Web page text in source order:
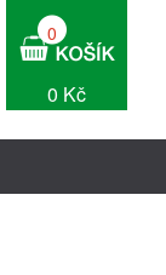
0
0 Kč